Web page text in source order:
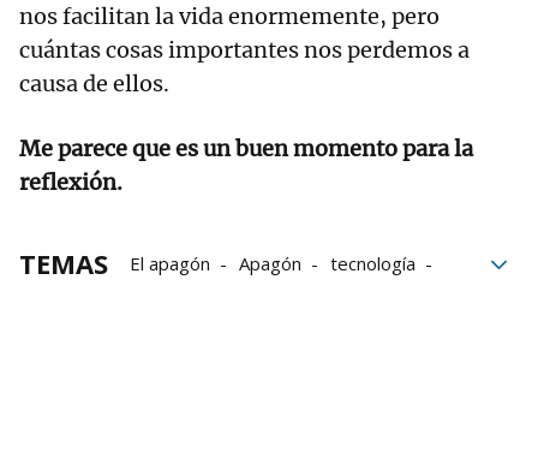
nos facilitan la vida enormemente, pero
cuántas cosas importantes nos perdemos a
causa de ellos.
Me parece que es un buen momento para la
reflexión.
TEMAS El apagón Apagón
tecnología